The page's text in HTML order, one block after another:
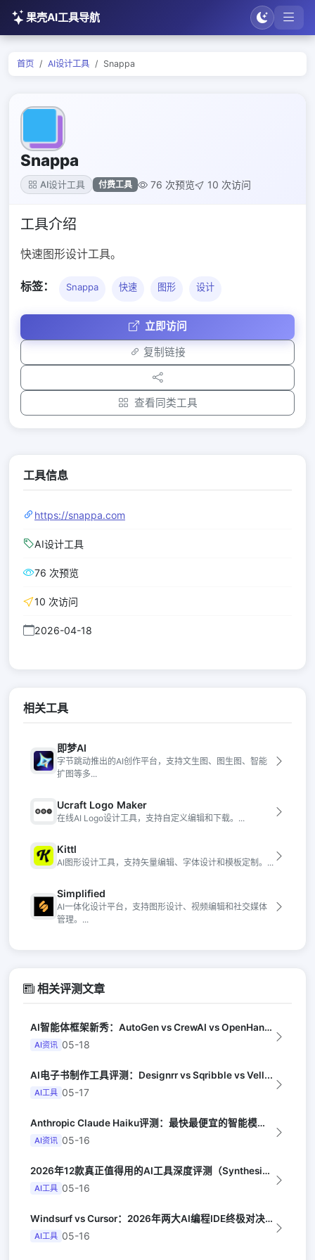
果壳AI工具导航
首页 AI设计工具 Snappa
Snappa
AI设计工具 付费工具 76 次预览 10 次访问
工具介绍
快速图形设计工具。
标签： Snappa 快速 图形 设计
立即访问
复制链接
查看同类工具
工具信息
https://snappa.com
AI设计工具
76 次预览
10 次访问
2026-04-18
相关工具
即梦AI
字节跳动推出的AI创作平台，支持文生图、图生图、智能
扩图等多...
Ucraft Logo Maker
在线AI Logo设计工具，支持自定义编辑和下载。...
Kittl
AI图形设计工具，支持矢量编辑、字体设计和模板定制。...
Simplified
AI一体化设计平台，支持图形设计、视频编辑和社交媒体
管理。...
相关评测文章
AI智能体框架新秀：AutoGen vs CrewAI vs OpenHands...
AI资讯 05-18
AI电子书制作工具评测：Designrr vs Sqribble vs Vell...
AI工具 05-17
Anthropic Claude Haiku评测：最快最便宜的智能模型（Late...
AI资讯 05-16
2026年12款真正值得用的AI工具深度评测（Synthesia评选）
AI工具 05-16
Windsurf vs Cursor：2026年两大AI编程IDE终极对决实测（...
AI工具 05-16